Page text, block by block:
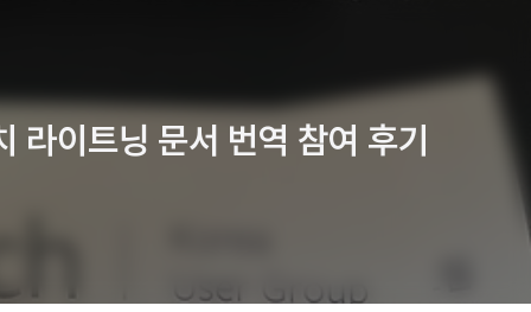
이트닝 문서 번역 참여 후기